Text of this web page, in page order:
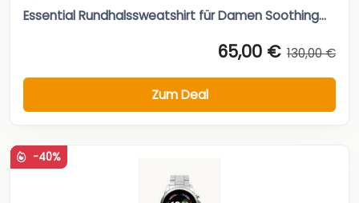
Essential Rundhalssweatshirt für Damen Soothing...
65,00 € 130,00 €
Zum Deal
-40%